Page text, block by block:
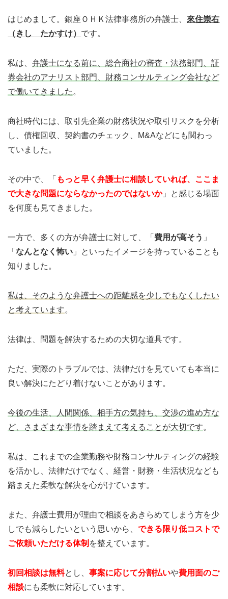
はじめまして。銀座ＯＨＫ法律事務所の弁護士、 來住崇右
（きし たかすけ） です。
私は、弁護士になる前に、総合商社の審査・法務部門、証
券会社のアナリスト部門、財務コンサルティング会社など
で働いてきました 。
商社時代には、取引先企業の財務状況や取引リスクを分析
し、債権回収、契約書のチェック、M&Aなどにも関わっ
ていました。
その中で、「 もっと早く弁護士に相談していれば、ここま
で大きな問題にならなかったのではないか」と感じる場面
を何度も見てきました。
一方で、多くの方が弁護士に対して、「費用が高そう 」
「なんとなく怖い 」といったイメージを持っていることも
知りました。
私は、そのような弁護士への距離感を少しでもなくしたい
と考えています。
法律は、問題を解決するための大切な道具です。
ただ、実際のトラブルでは、法律だけを見ていても本当に
良い解決にたどり着けないことがあります。
今後の生活、人間関係、相手方の気持ち、交渉の進め方な
ど、さまざまな事情を踏まえて考えることが大切です。
私は、これまでの企業勤務や財務コンサルティングの経験
を活かし、法律だけでなく、経営・財務・生活状況なども
踏まえた柔軟な解決を心がけています。
また、弁護士費用が理由で相談をあきらめてしまう方を少
しでも減らしたいという思いから、できる限り低コストで
ご依頼いただける体制 を整えています。
初回相談は無料とし、事案に応じて分割払いや費用面のご
相談にも柔軟に対応しています。